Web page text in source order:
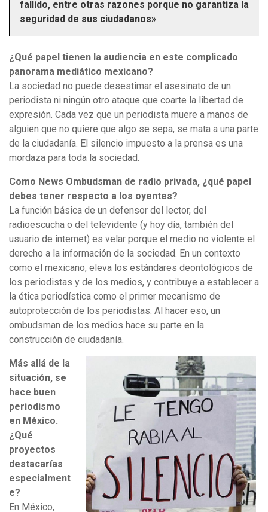
fallido, entre otras razones porque no garantiza la
seguridad de sus ciudadanos»
¿Qué papel tienen la audiencia en este complicado
panorama mediático mexicano?
La sociedad no puede desestimar el asesinato de un
periodista ni ningún otro ataque que coarte la libertad de
expresión. Cada vez que un periodista muere a manos de
alguien que no quiere que algo se sepa, se mata a una parte
de la ciudadanía. El silencio impuesto a la prensa es una
mordaza para toda la sociedad.
Como News Ombudsman de radio privada, ¿qué papel
debes tener respecto a los oyentes?
La función básica de un defensor del lector, del
radioescucha o del televidente (y hoy día, también del
usuario de internet) es velar porque el medio no violente el
derecho a la información de la sociedad. En un contexto
como el mexicano, eleva los estándares deontológicos de
los periodistas y de los medios, y contribuye a establecer a
la ética periodística como el primer mecanismo de
autoprotección de los periodistas. Al hacer eso, un
ombudsman de los medios hace su parte en la
construcción de ciudadanía.
Más allá de la
situación, se
hace buen
periodismo
en México.
¿Qué
proyectos
destacarías
especialment
e?
En México,